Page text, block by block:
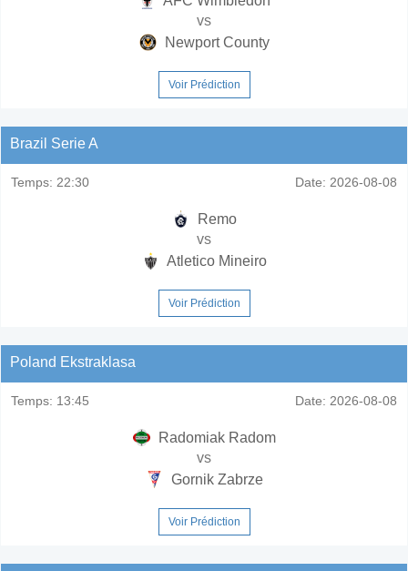
vs
Newport County
Voir Prédiction
Brazil Serie A
Temps: 22:30 Date: 2026-08-08
Remo
vs
Atletico Mineiro
Voir Prédiction
Poland Ekstraklasa
Temps: 13:45 Date: 2026-08-08
Radomiak Radom
vs
Gornik Zabrze
Voir Prédiction